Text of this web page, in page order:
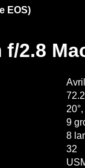
EOS)
f/2.8
9
8
32